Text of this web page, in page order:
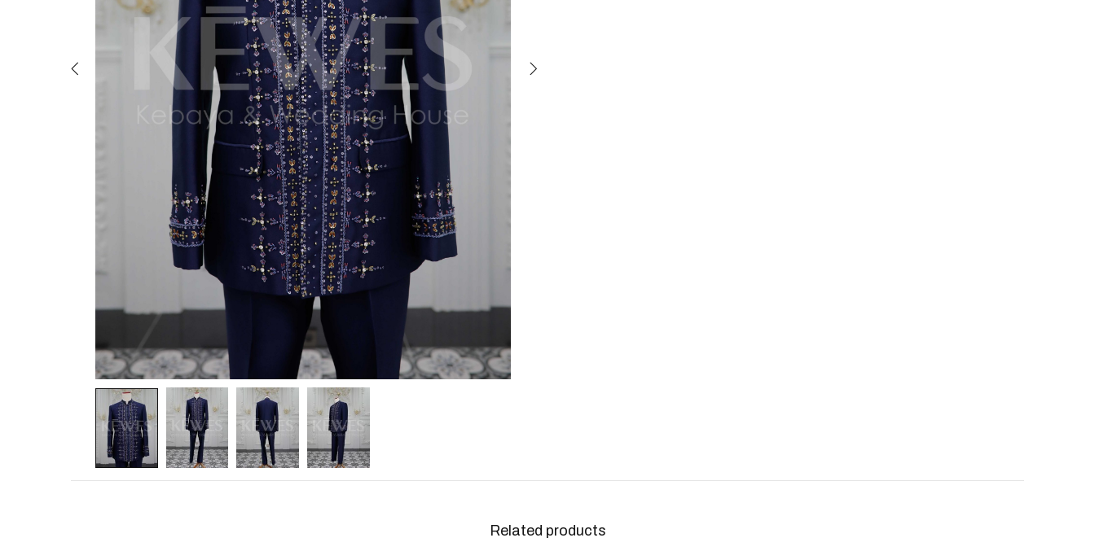
Related products